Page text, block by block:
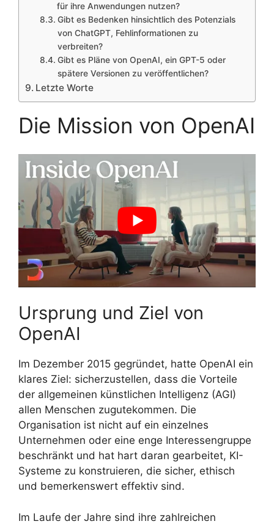
für ihre Anwendungen nutzen?
Gibt es Bedenken hinsichtlich des Potenzials
von ChatGPT, Fehlinformationen zu
verbreiten?
Gibt es Pläne von OpenAI, ein GPT-5 oder
spätere Versionen zu veröffentlichen?
Letzte Worte
Die Mission von OpenAI
Ursprung und Ziel von
OpenAI
Im Dezember 2015 gegründet, hatte OpenAI ein
klares Ziel: sicherzustellen, dass die Vorteile
der allgemeinen künstlichen Intelligenz (AGI)
allen Menschen zugutekommen. Die
Organisation ist nicht auf ein einzelnes
Unternehmen oder eine enge Interessengruppe
beschränkt und hat hart daran gearbeitet, KI-
Systeme zu konstruieren, die sicher, ethisch
und bemerkenswert effektiv sind.
Im Laufe der Jahre sind ihre zahlreichen